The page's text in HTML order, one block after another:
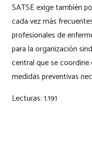
SATSE exige también
cada vez más
profesionales de
para la organización
central que se coordine
medidas preventivas
Lecturas:1.191